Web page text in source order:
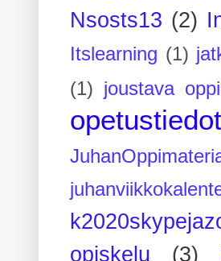
Nsosts13 (2)
Itslearning (1)
(1) joustava
opiskelu
(3)